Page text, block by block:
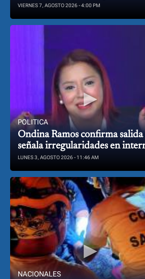
VIERNES 7, AGOSTO 2026 - 4:00 PM
POLITICA
Ondina Ramos confirma
señala irregularidades en
LUNES 3, AGOSTO 2026 - 11:46 AM
NACIONALES